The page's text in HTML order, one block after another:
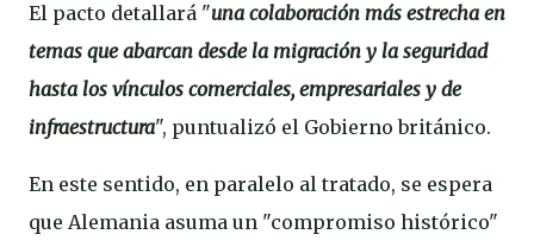
El pacto detallará "una colaboración más estrecha en
temas que abarcan desde la migración y la seguridad
hasta los vínculos comerciales, empresariales y de
infraestructura", puntualizó el Gobierno británico.
En este sentido, en paralelo al tratado, se espera
que Alemania asuma un "compromiso histórico"